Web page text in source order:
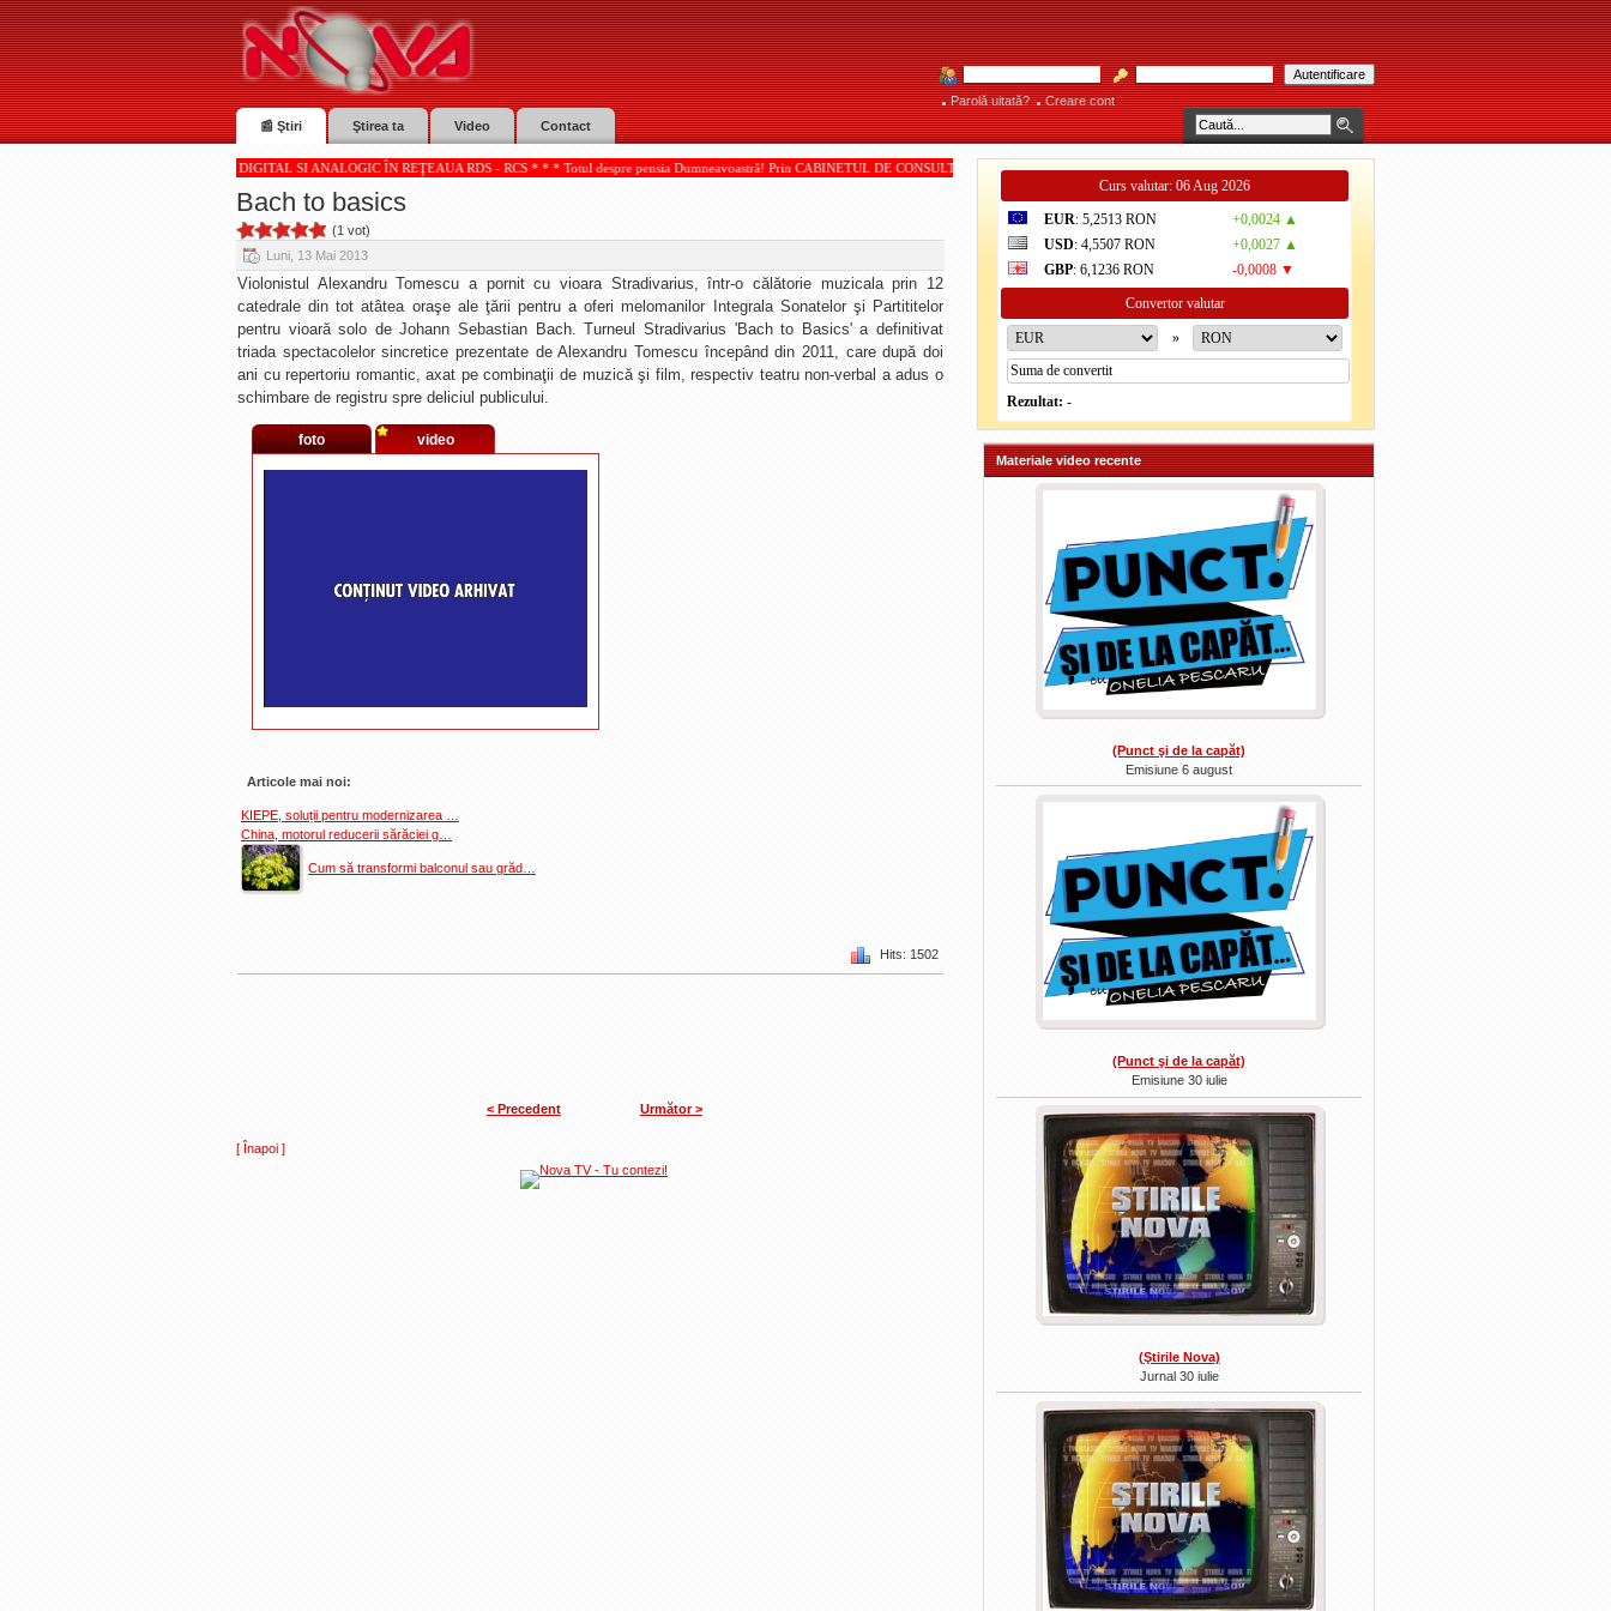
Parolă uitată?
Creare cont
📰 Ştiri
Ştirea ta Video Contact
TV SUNT RECEPŢIONATE DIGITAL SI ANALOGIC ÎN REŢEAUA RDS - RCS * * * Totul despre pensia Dumneavoastră! Prin CABINETUL DE CONSULTANŢĂ PENSII, acordate de IOAN PAMPARĂU! * * * Consultaţiile se acordă individual pe bază de programare telefonică
Bach to basics
(1 vot)
Luni, 13 Mai 2013
Violonistul Alexandru Tomescu a pornit cu vioara Stradivarius, într-o călătorie muzicala prin 12
catedrale din tot atâtea oraşe ale ţării pentru a oferi melomanilor Integrala Sonatelor şi Partititelor
pentru vioară solo de Johann Sebastian Bach. Turneul Stradivarius 'Bach to Basics' a definitivat
triada spectacolelor sincretice prezentate de Alexandru Tomescu începând din 2011, care după doi
ani cu repertoriu romantic, axat pe combinaţii de muzică şi film, respectiv teatru non-verbal a adus o
schimbare de registru spre deliciul publicului.
foto video
Articole mai noi:
KIEPE, soluții pentru modernizarea …
China, motorul reducerii sărăciei g…
Cum să transformi balconul sau grăd…
Hits: 1502
< Precedent Următor >
[ Înapoi ]
Curs valutar: 06 Aug 2026
EUR: 5,2513 RON
+0,0024 ▲
USD: 4,5507 RON
+0,0027 ▲
GBP: 6,1236 RON
-0,0008 ▼
Convertor valutar
»
Rezultat: -
Materiale video recente
(Punct şi de la capăt)
Emisiune 6 august
(Punct şi de la capăt)
Emisiune 30 iulie
(Ştirile Nova)
Jurnal 30 iulie